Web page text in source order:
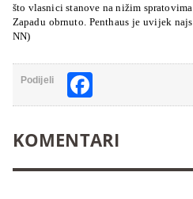
što vlasnici stanove na nižim
Zapadu obrnuto. Penthaus je uvijek
NN)
Podijeli
KOMENTARI